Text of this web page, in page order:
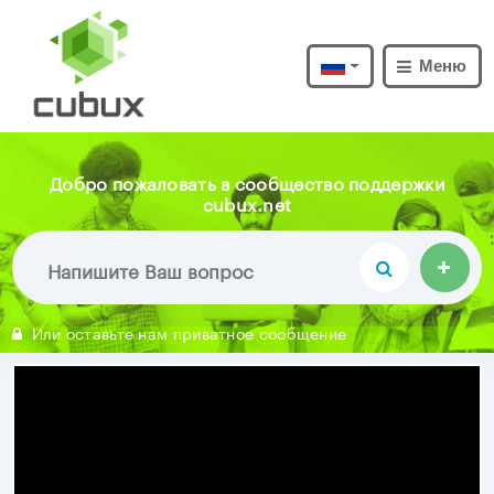
Меню
Добро пожаловать в сообщество поддержки
cubux.net
Или оставьте нам приватное сообщение